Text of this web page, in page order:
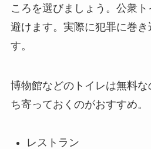
ころを選びましょう。公衆
避けます。実際に犯罪に巻き
す。
博物館などのトイレは無料
ち寄っておくのがおすすめ。
レストラン